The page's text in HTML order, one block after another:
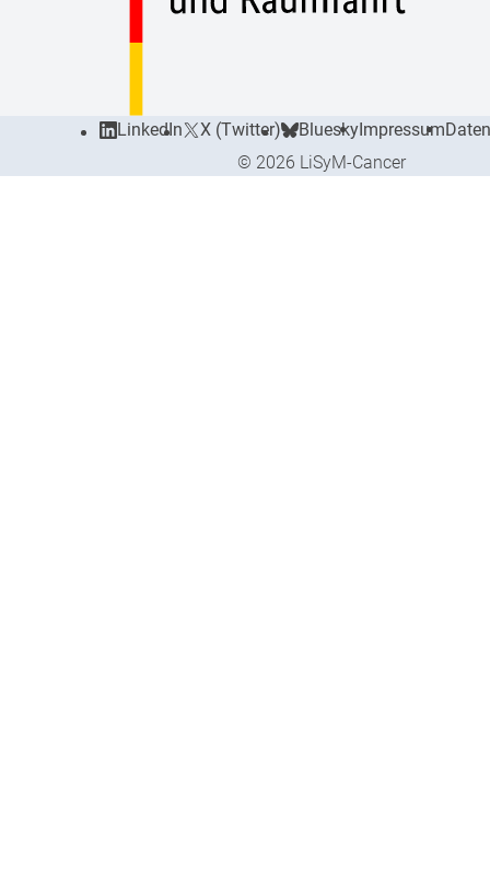
© 2026 LiSyM-Cancer
LinkedIn X (Twitter) Bluesky Impressum